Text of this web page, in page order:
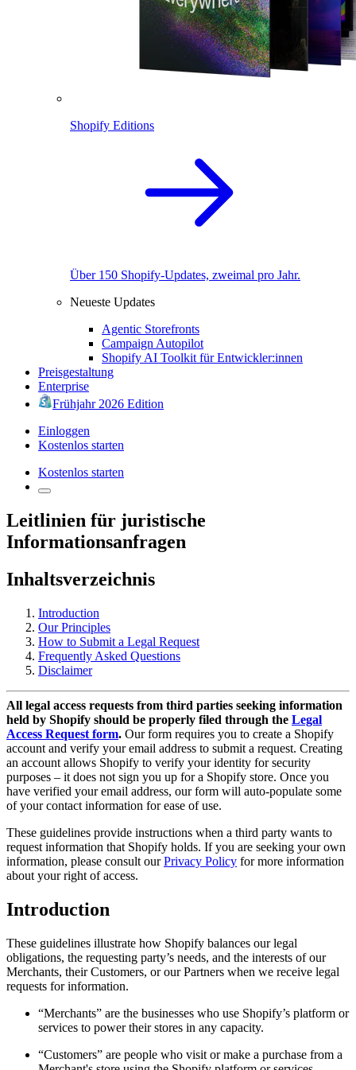
Shopify Editions
Über 150 Shopify-Updates, zweimal pro Jahr.
Neueste Updates
Agentic Storefronts
Campaign Autopilot
Shopify AI Toolkit für Entwickler:innen
Preisgestaltung
Enterprise
Frühjahr 2026 Edition
Einloggen
Kostenlos starten
Kostenlos starten
Leitlinien für juristische
Informationsanfragen
Inhaltsverzeichnis
Introduction
Our Principles
How to Submit a Legal Request
Frequently Asked Questions
Disclaimer
All legal access requests from third parties seeking information
held by Shopify should be properly filed through the Legal
Access Request form. Our form requires you to create a Shopify
account and verify your email address to submit a request. Creating
an account allows Shopify to verify your identity for security
purposes – it does not sign you up for a Shopify store. Once you
have verified your email address, our form will auto-populate some
of your contact information for ease of use.
These guidelines provide instructions when a third party wants to
request information that Shopify holds. If you are seeking your own
information, please consult ourPrivacy Policy for more information
about your right of access.
Introduction
These guidelines illustrate how Shopify balances our legal
obligations, the requesting party’s needs, and the interests of our
Merchants, their Customers, or our Partners when we receive legal
requests for information.
“Merchants” are the businesses who use Shopify’s platform or
services to power their stores in any capacity.
“Customers” are people who visit or make a purchase from a